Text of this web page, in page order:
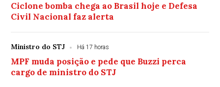
Ciclone bomba chega ao Brasil hoje e Defesa
Civil Nacional faz alerta
Ministro do STJ Há 17 horas
MPF muda posição e pede que Buzzi perca
cargo de ministro do STJ